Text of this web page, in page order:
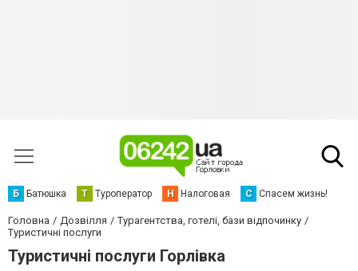
Б Батюшка Т Туроператор Н Налоговая С Спасем жизнь!
Головна Дозвілля
Турагентства, готелі, бази відпочинку
Туристичні послуги
Туристичні послуги Горлівка